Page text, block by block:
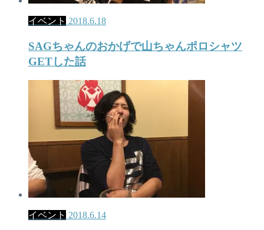
イベント 2018.6.18
SAGちゃんのおかげで山ちゃんポロシャツ
GETした話
イベント 2018.6.14